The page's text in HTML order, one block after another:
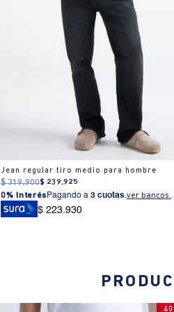
Jean regular tiro medio para hombre
$ 319.900$ 239.925
0% Interés Pagando a3 cuotas.ver bancos.
$ 223.930